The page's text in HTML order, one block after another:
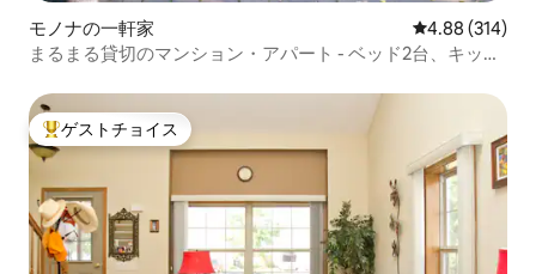
モノナの一軒家 レビュー314
4.88 (314)
まるまる貸切のマンション・アパート - ベッド2台、キッチ
大好評のゲストチョイスです。
ゲストチョイス